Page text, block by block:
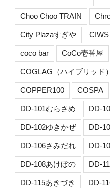
Choo Choo TRAIN
City Plazaすぎや CIWS
coco bar CoCo壱番屋
COGLAG（ハイブリッド
COPPER100 COSPA
DD-101むらさめ DD-
DD-102ゆきかぜ DD-
DD-106さみだれ DD-
DD-108あけぼの DD-
DD-115あきづき DD-